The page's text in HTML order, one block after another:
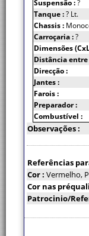
Suspensão :?
Tanque :? Lt.
Chassis :
Carroçaria :?
Dimensões
Distância
Direcção :
Jantes :
Farois :
Preparador :
Combustível :
Observações :
Referências
Cor : Vermelho,
Cor nas
Patrocinio/